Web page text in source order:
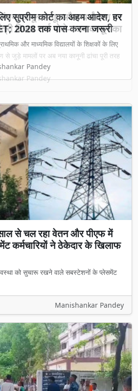
कानून लागू: अवैध धर्मांतरण पर
विजय शर्मा बोले- 'अब कानून का
से जुड़े मामलों पर अब नया कानूनी ढांचा पूरी तरह
Pandey
से चल रहा वेतन और पीएफ में
कर्मचारियों ने ठेकेदार के खिलाफ
को सुचारू रखने वाले सबस्टेशनों के प्लेसमेंट
Manishankar Pandey